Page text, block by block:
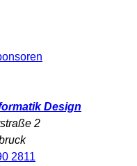
Design
2
2811